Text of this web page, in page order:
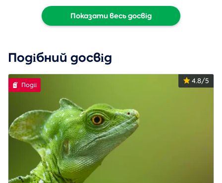
Показати весь досвід
Подібний досвід
4.8/5
Події